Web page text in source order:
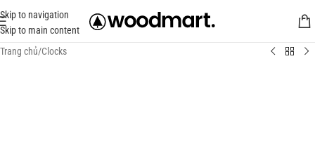
Skip to navigation
Skip to main content
Trang chủ/Clocks